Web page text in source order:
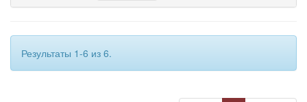
Результаты 1-6 из 6.